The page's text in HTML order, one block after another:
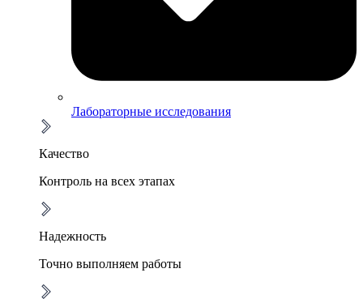
Лабораторные исследования
Качество
Контроль на всех этапах
Надежность
Точно выполняем работы